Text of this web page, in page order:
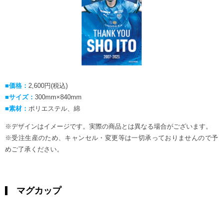
■価格： 2,600円(税込)
■サイズ： 300mm×840mm
■素材： ポリエステル、綿
※デザインはイメージです。実際の商品とは異なる場合がございます。
※受注生産のため、キャンセル・変更等は一切承っておりませんので予
めご了承ください。
マグカップ